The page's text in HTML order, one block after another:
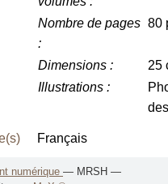
Nombre de pages
:
80
Dimensions:
25
Illustrations:
Français
9782702512388
numérique — MRSH —